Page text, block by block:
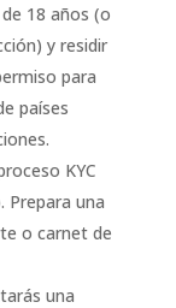
18 años (o
y residir
para
países
KYC
Prepara una
o carnet de
una